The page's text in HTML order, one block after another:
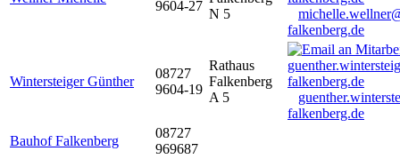
9604-27
N 5
falkenberg.de
Wintersteiger Günther
08727
9604-19
Rathaus
Falkenberg
A 5
falkenberg.de
Bauhof Falkenberg
08727
969687